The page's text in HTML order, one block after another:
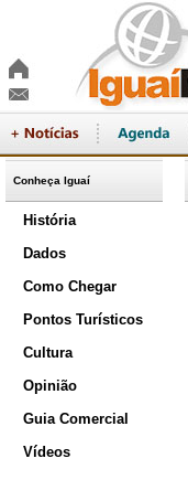
Conheça Iguaí
História
Dados
Como Chegar
Pontos Turísticos
Cultura
Opinião
Guia Comercial
Vídeos